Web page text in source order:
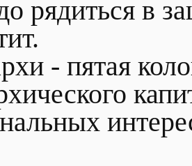
рядиться в
- пятая